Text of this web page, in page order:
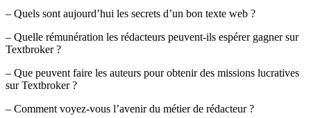
– Quels sont aujourd’hui les secrets d’un bon texte web ?
– Quelle rémunération les rédacteurs peuvent-ils espérer gagner sur
Textbroker ?
– Que peuvent faire les auteurs pour obtenir des missions lucratives
sur Textbroker ?
– Comment voyez-vous l’avenir du métier de rédacteur ?